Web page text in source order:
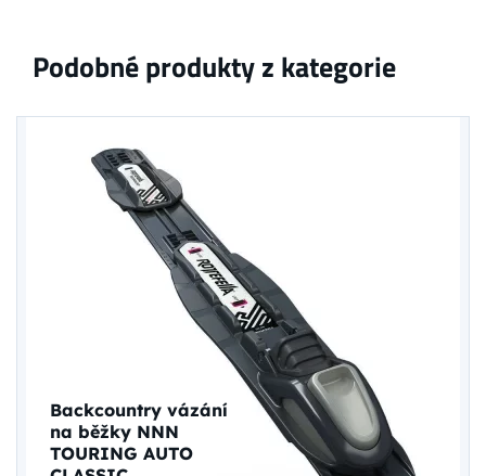
Podobné produkty z kategorie
Backcountry vázání
na běžky NNN
TOURING AUTO